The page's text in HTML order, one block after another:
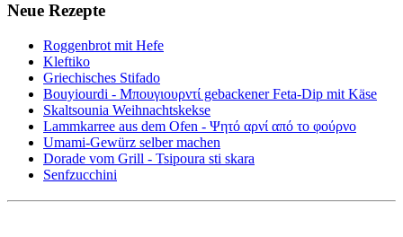
Neue Rezepte
Roggenbrot mit Hefe
Kleftiko
Griechisches Stifado
Bouyiourdi - Μπουγιουρντί gebackener Feta-Dip mit Käse
Skaltsounia Weihnachtskekse
Lammkarree aus dem Ofen - Ψητό αρνί από το φούρνο
Umami-Gewürz selber machen
Dorade vom Grill - Tsipoura sti skara
Senfzucchini